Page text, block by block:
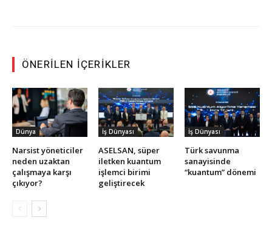
ÖNERILEN İÇERIKLER
Dünya
Narsist yöneticiler
neden uzaktan
çalışmaya karşı
çıkıyor?
İş Dünyası
ASELSAN, süper
iletken kuantum
işlemci birimi
geliştirecek
İş Dünyası
Türk savunma
sanayisinde
“kuantum” dönemi